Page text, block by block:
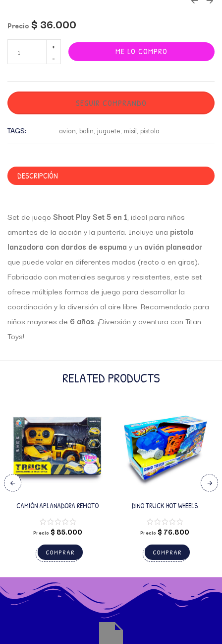
Precio $ 36.000
ME LO COMPRO
SEGUIR COMPRANDO
TAGS: avion, balin, juguete, misil, pistola
DESCRIPCIÓN
Set de juego Shoot Play Set 5 en 1, ideal para niños
amantes de la acción y la puntería. Incluye una pistola
lanzadora con dardos de espuma y un avión planeador
que puede volar en diferentes modos (recto o en giros).
Fabricado con materiales seguros y resistentes, este set
ofrece múltiples formas de juego para desarrollar la
coordinación y la diversión al aire libre. Recomendado para
niños mayores de 6 años. ¡Diversión y aventura con Titan
Toys!
RELATED PRODUCTS
CAMIÓN APLANADORA REMOTO
Precio $ 85.000
COMPRAR
DINO TRUCK HOT WHEELS
Precio $ 76.800
COMPRAR